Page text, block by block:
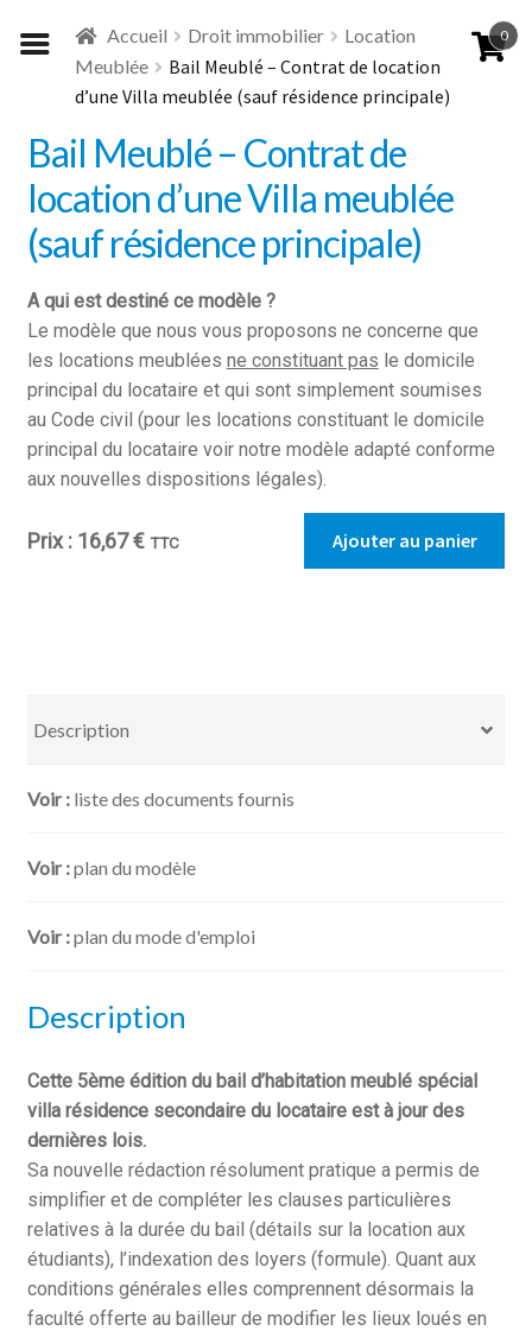
à
navigation
au
contenu
Accueil Droit immobilier
Location
Meublée
Bail Meublé – Contrat de location
d’une Villa meublée (sauf résidence principale)
Bail Meublé – Contrat de
location d’une Villa meublée
(sauf résidence principale)
A qui est destiné ce modèle ?
Le modèle que nous vous proposons ne concerne que
les locations meublées ne constituant pas le domicile
principal du locataire et qui sont simplement soumises
au Code civil (pour les locations constituant le domicile
principal du locataire voir notre modèle adapté conforme
aux nouvelles dispositions légales).
Villa
Ajouter au panier
16,67€ TTC
Description
liste des documents fournis
plan du modèle
plan du mode d'emploi
Description
Cette 5ème édition du bail d’habitation meublé spécial
villa résidence secondaire du locataire est à jour des
dernières lois.
Sa nouvelle rédaction résolument pratique a permis de
simplifier et de compléter les clauses particulières
relatives à la durée du bail (détails sur la location aux
étudiants), l’indexation des loyers (formule). Quant aux
conditions générales elles comprennent désormais la
faculté offerte au bailleur de modifier les lieux loués en
0